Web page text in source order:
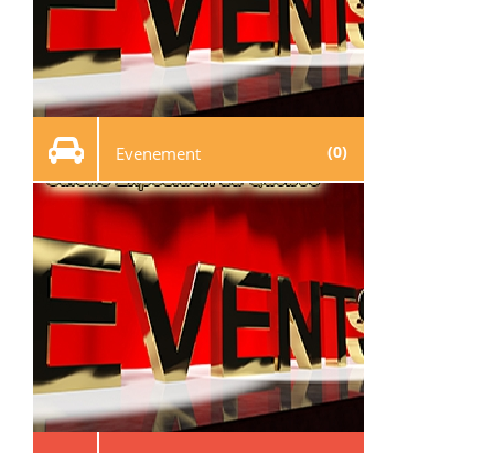
Evenement (0)